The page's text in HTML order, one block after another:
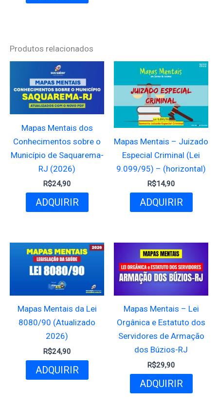
Produtos relacionados
Mapas Mentais dos
Conhecimentos sobre o
Município de Saquarema-
RJ (2026)
R$24,90
ADQUIRIR
Mapas Mentais – Juizado
Especial Criminal (Lei
9.099/95) – (horizontal)
R$14,90
ADQUIRIR
Mapas Mentais da Lei
8080/90 (Atualizado
2026)
R$24,90
ADQUIRIR
Mapas Mentais – Lei
Orgânica e Estatuto dos
Servidores de Armação
dos Búzios-RJ
R$29,90
ADQUIRIR